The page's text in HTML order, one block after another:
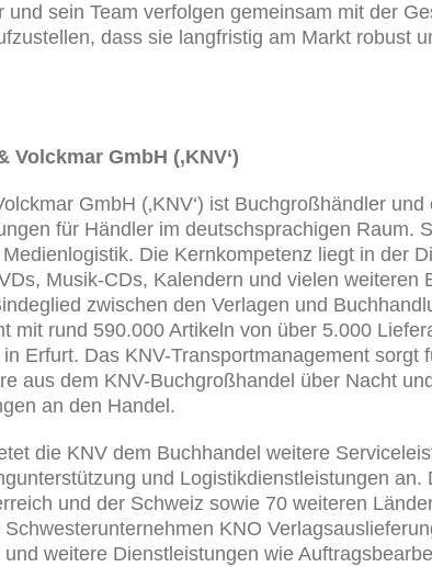
und sein Team verfolgen gemeinsam mit der
dass sie langfristig am Markt robust
Volckmar GmbH (‚KNV‘)
GmbH (‚KNV‘) ist Buchgroßhändler
für Händler im deutschsprachigen Raum.
Die Kernkompetenz liegt in der
Musik-CDs, Kalendern und vielen weiteren
zwischen den Verlagen und
mit rund 590.000 Artikeln von über 5.000
Erfurt. Das KNV-Transportmanagement sorgt
aus dem KNV-Buchgroßhandel über Nacht
an den Handel.
die KNV dem Buchhandel weitere
und Logistikdienstleistungen an.
und der Schweiz sowie 70 weiteren
KNO
weitere Dienstleistungen wie